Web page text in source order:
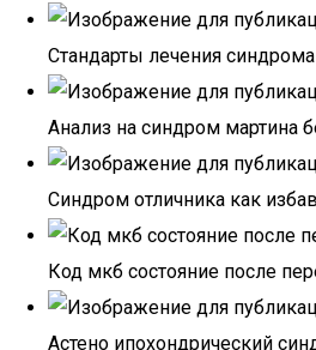
Стандарты лечения
Анализ на синдром мартина
Синдром отличника как
Код мкб состояние после
Астено ипохондрический